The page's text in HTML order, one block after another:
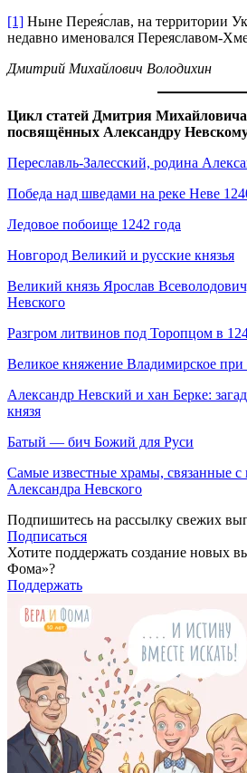
[1] Ныне Перея́слав, на территории
недавно именовался Переяславом-
Дмитрий Михайлович Володихин
Цикл статей Дмитрия
посвящённых Александру
Переславль-Залесский, родина
Победа над шведами на реке Неве
Ледовое побоище 1242 года
Новгород Великий и русские князья
Великий князь Ярослав
Невского
Разгром литвинов под Торопцом в
Великое княжение Владимирское
Александр Невский и хан Берке:
князя
Батый — бич Божий для Руси
Самые известные храмы, связанные с
Александра Невского
Подпишитесь на рассылку свежих
Подписаться
Хотите поддержать создание новых
Фома»?
Поддержать